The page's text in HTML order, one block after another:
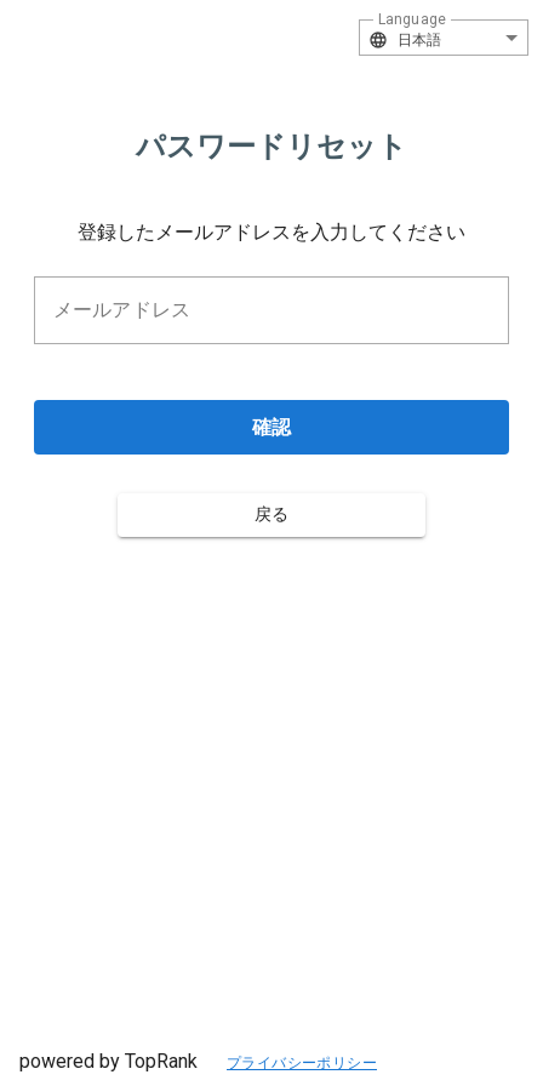
日本語
Language
パスワードリセット
登録したメールアドレスを入力してください
メールアドレス
確認
戻る
powered by TopRank プライバシーポリシー